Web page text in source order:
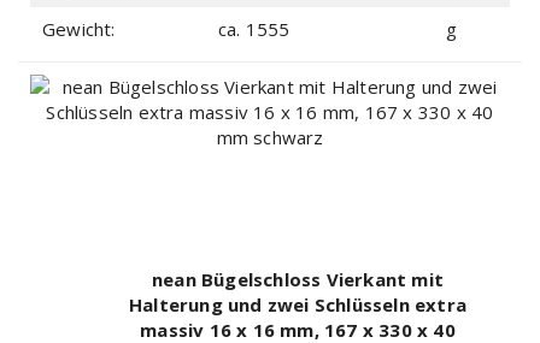
Gewicht:
ca. 1555 g
nean Bügelschloss Vierkant mit
Halterung und zwei Schlüsseln extra
massiv 16 x 16 mm, 167 x 330 x 40